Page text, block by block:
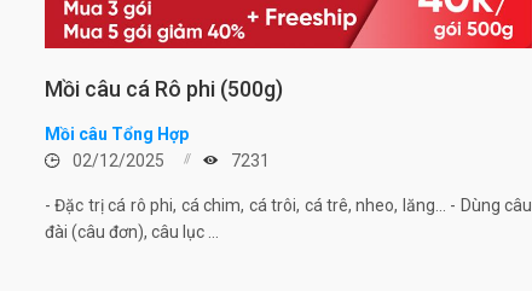
Mồi câu cá Rô phi (500g)
Mồi câu Tổng Hợp
02/12/2025
7231
- Đặc trị cá rô phi, cá chim, cá trôi, cá trê, nheo, lăng... - Dùng câu
đài (câu đơn), câu lục ...